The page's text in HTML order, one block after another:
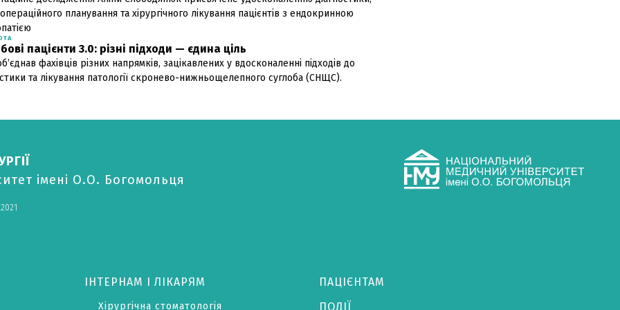
планування та хірургічного лікування пацієнтів з ендокринною
пацієнти 3.0: різні підходи — єдина ціль
фахівців різних напрямків, зацікавлених у вдосконаленні підходів до
та лікування патології скронево-нижньощелепного суглоба (СНЩС).
імені О.О. Богомольця
ІНТЕРНАМ І ЛІКАРЯМ
Хірургічна стоматологія
ПАЦІЄНТАМ
ПОДІЇ